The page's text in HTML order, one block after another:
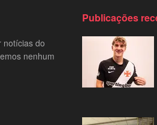
notícias do
nenhum
Publicações